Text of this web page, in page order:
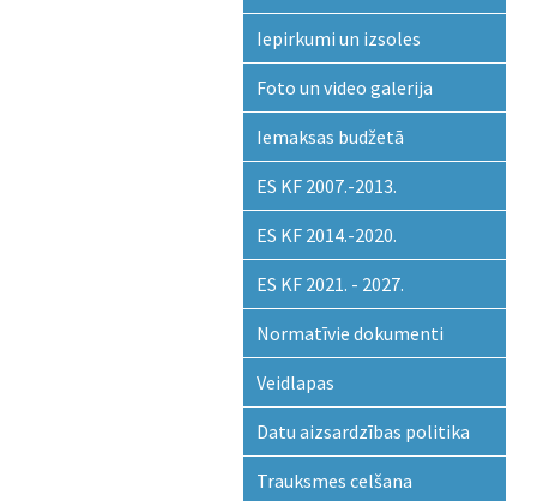
Iepirkumi un izsoles
Foto un video galerija
Iemaksas budžetā
ES KF 2007.-2013.
ES KF 2014.-2020.
ES KF 2021. - 2027.
Normatīvie dokumenti
Veidlapas
Datu aizsardzības politika
Trauksmes celšana